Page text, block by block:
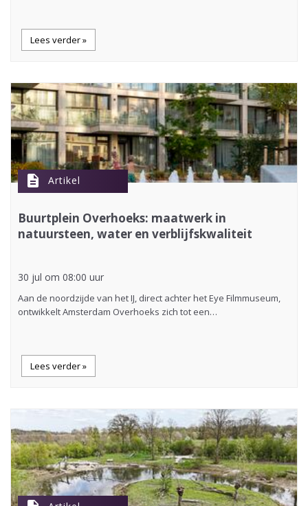
Lees verder »
description Artikel
Buurtplein Overhoeks: maatwerk in
natuursteen, water en verblijfskwaliteit
30 jul om 08:00 uur
Aan de noordzijde van het IJ, direct achter het Eye Filmmuseum,
ontwikkelt Amsterdam Overhoeks zich tot een…
Lees verder »